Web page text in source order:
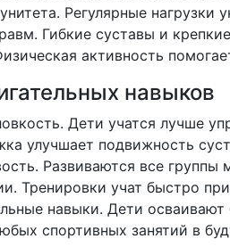
Регулярные нагрузки
Гибкие суставы и крепкие
активность
навыков
Дети учатся лучше
улучшает подвижность
Развиваются все группы
Тренировки учат быстро
навыки. Дети осваивают
спортивных занятий в